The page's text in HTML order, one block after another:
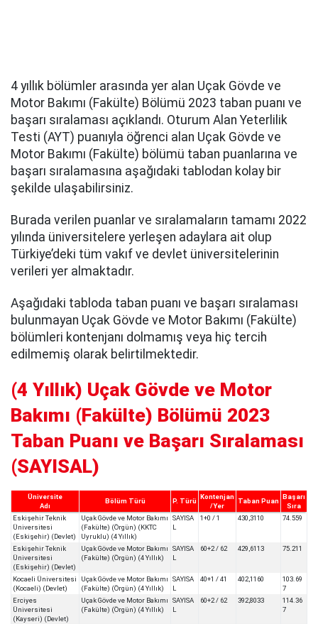
4 yıllık bölümler arasında yer alan Uçak Gövde ve
Motor Bakımı (Fakülte) Bölümü 2023 taban puanı ve
başarı sıralaması açıklandı. Oturum Alan Yeterlilik
Testi (AYT) puanıyla öğrenci alan Uçak Gövde ve
Motor Bakımı (Fakülte) bölümü taban puanlarına ve
başarı sıralamasına aşağıdaki tablodan kolay bir
şekilde ulaşabilirsiniz.
Burada verilen puanlar ve sıralamaların tamamı 2022
yılında üniversitelere yerleşen adaylara ait olup
Türkiye’deki tüm vakıf ve devlet üniversitelerinin
verileri yer almaktadır.
Aşağıdaki tabloda taban puanı ve başarı sıralaması
bulunmayan Uçak Gövde ve Motor Bakımı (Fakülte)
bölümleri kontenjanı dolmamış veya hiç tercih
edilmemiş olarak belirtilmektedir.
(4 Yıllık) Uçak Gövde ve Motor
Bakımı (Fakülte) Bölümü 2023
Taban Puanı ve Başarı Sıralaması
(SAYISAL)
Üniversite
Adı
Bölüm Türü P. Türü
Kontenjan
/Yer
Taban Puan
Başarı
Sıra
Eskişehir Teknik
Üniversitesi
(Eskişehir) (Devlet)
Uçak Gövde ve Motor Bakımı
(Fakülte) (Örgün) (KKTC
Uyruklu) (4 Yıllık)
SAYISA
L
1+0 / 1 430,3110 74.559
Eskişehir Teknik
Üniversitesi
(Eskişehir) (Devlet)
Uçak Gövde ve Motor Bakımı
(Fakülte) (Örgün) (4 Yıllık)
SAYISA
L
60+2 / 62 429,6113 75.211
Kocaeli Üniversitesi
(Kocaeli) (Devlet)
Uçak Gövde ve Motor Bakımı
(Fakülte) (Örgün) (4 Yıllık)
SAYISA
L
40+1 / 41 402,1160
103.69
7
Erciyes
Üniversitesi
(Kayseri) (Devlet)
Uçak Gövde ve Motor Bakımı
(Fakülte) (Örgün) (4 Yıllık)
SAYISA
L
60+2 / 62 392,8033
114.36
7